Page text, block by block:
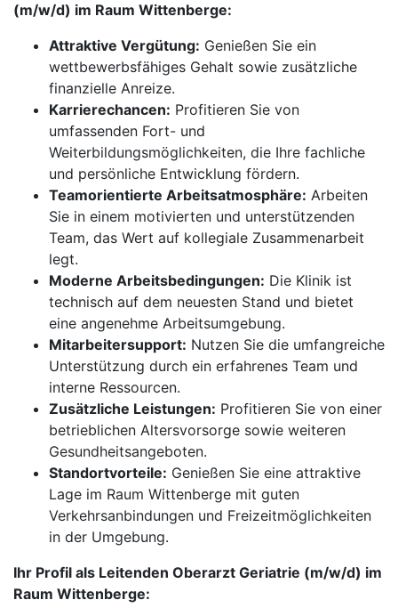
(m/w/d) im Raum Wittenberge:
Attraktive Vergütung: Genießen Sie ein
wettbewerbsfähiges Gehalt sowie zusätzliche
finanzielle Anreize.
Karrierechancen: Profitieren Sie von
umfassenden Fort- und
Weiterbildungsmöglichkeiten, die Ihre fachliche
und persönliche Entwicklung fördern.
Teamorientierte Arbeitsatmosphäre: Arbeiten
Sie in einem motivierten und unterstützenden
Team, das Wert auf kollegiale Zusammenarbeit
legt.
Moderne Arbeitsbedingungen: Die Klinik ist
technisch auf dem neuesten Stand und bietet
eine angenehme Arbeitsumgebung.
Mitarbeitersupport: Nutzen Sie die umfangreiche
Unterstützung durch ein erfahrenes Team und
interne Ressourcen.
Zusätzliche Leistungen: Profitieren Sie von einer
betrieblichen Altersvorsorge sowie weiteren
Gesundheitsangeboten.
Standortvorteile: Genießen Sie eine attraktive
Lage im Raum Wittenberge mit guten
Verkehrsanbindungen und Freizeitmöglichkeiten
in der Umgebung.
Ihr Profil als Leitenden Oberarzt Geriatrie (m/w/d) im
Raum Wittenberge: